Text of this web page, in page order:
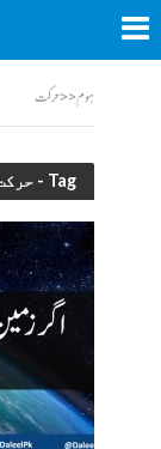
ہوم<<حرکت
Tag - حرکت